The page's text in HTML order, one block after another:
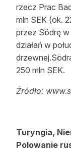
rzecz Prac
mln SEK (ok.
przez Södrę
działań w
250 mln SEK.
Źródło:
Turyngia,
Polowanie